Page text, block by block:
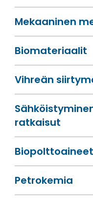
Mekaaninen
Bio­materiaalit
Vihreän
ratkaisut
Bio­polttoaineet
Petrokemia